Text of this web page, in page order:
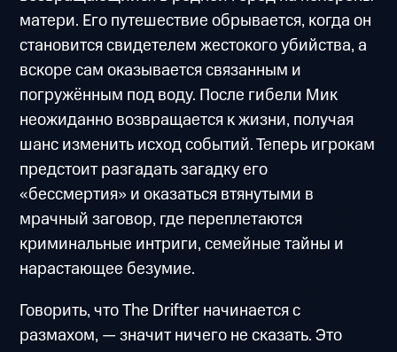
матери. Его путешествие обрывается, когда он
становится свидетелем жестокого убийства, а
вскоре сам оказывается связанным и
погружённым под воду. После гибели Мик
неожиданно возвращается к жизни, получая
шанс изменить исход событий. Теперь игрокам
предстоит разгадать загадку его
«бессмертия» и оказаться втянутыми в
мрачный заговор, где переплетаются
криминальные интриги, семейные тайны и
нарастающее безумие.
Говорить, что The Drifter начинается с
размахом, — значит ничего не сказать. Это